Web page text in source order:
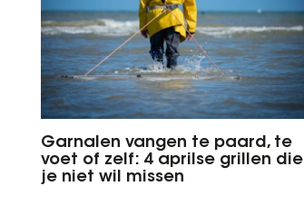
Garnalen vangen te paard, te
voet of zelf: 4 aprilse grillen die
je niet wil missen